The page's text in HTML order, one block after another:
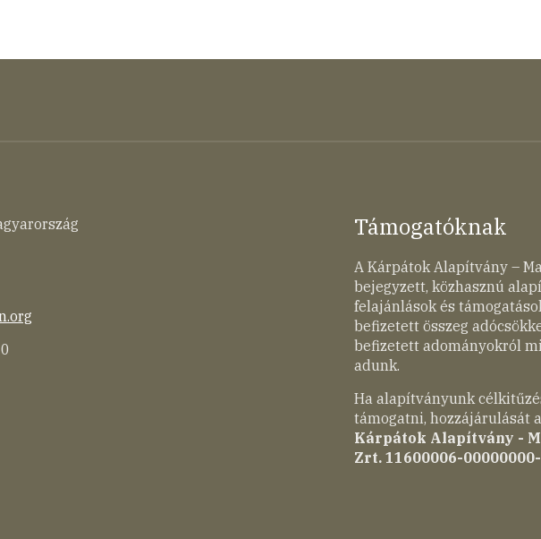
Támogatóknak
A Kárpátok Alapítvány –
bejegyzett, közhasznú
felajánlások és
befizetett összeg
befizetett adományokról
adunk.
Ha alapítványunk
támogatni, hozzájárulását
Kárpátok Alapítvány -
Zrt. 11600006-